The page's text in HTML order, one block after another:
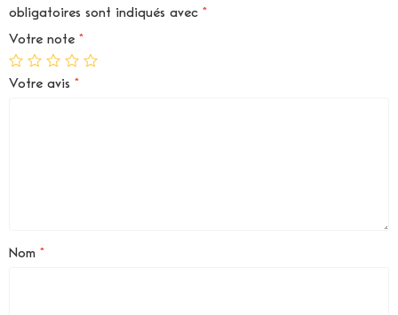
obligatoires sont indiqués avec *
Votre note *
Votre avis *
Nom *